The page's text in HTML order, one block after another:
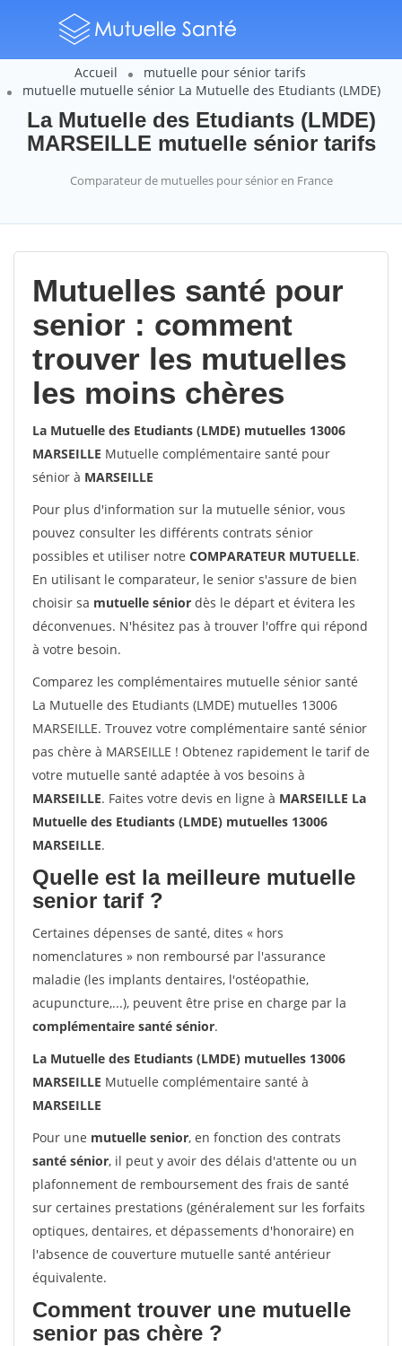
Accueil
mutuelle pour sénior tarifs
mutuelle mutuelle sénior La Mutuelle des Etudiants (LMDE)
La Mutuelle des Etudiants (LMDE)
MARSEILLE mutuelle sénior tarifs
Comparateur de mutuelles pour sénior en France
Mutuelles santé pour
senior : comment
trouver les mutuelles
les moins chères
La Mutuelle des Etudiants (LMDE) mutuelles 13006
MARSEILLE Mutuelle complémentaire santé pour
sénior à MARSEILLE
Pour plus d'information sur la mutuelle sénior, vous
pouvez consulter les différents contrats sénior
possibles et utiliser notre COMPARATEUR MUTUELLE.
En utilisant le comparateur, le senior s'assure de bien
choisir sa mutuelle sénior dès le départ et évitera les
déconvenues. N'hésitez pas à trouver l'offre qui répond
à votre besoin.
Comparez les complémentaires mutuelle sénior santé
La Mutuelle des Etudiants (LMDE) mutuelles 13006
MARSEILLE. Trouvez votre complémentaire santé sénior
pas chère à MARSEILLE ! Obtenez rapidement le tarif de
votre mutuelle santé adaptée à vos besoins à
MARSEILLE. Faites votre devis en ligne à MARSEILLE La
Mutuelle des Etudiants (LMDE) mutuelles 13006
MARSEILLE.
Quelle est la meilleure mutuelle
senior tarif ?
Certaines dépenses de santé, dites « hors
nomenclatures » non remboursé par l'assurance
maladie (les implants dentaires, l'ostéopathie,
acupuncture,...), peuvent être prise en charge par la
complémentaire santé sénior.
La Mutuelle des Etudiants (LMDE) mutuelles 13006
MARSEILLE Mutuelle complémentaire santé à
MARSEILLE
Pour une mutuelle senior, en fonction des contrats
santé sénior, il peut y avoir des délais d'attente ou un
plafonnement de remboursement des frais de santé
sur certaines prestations (généralement sur les forfaits
optiques, dentaires, et dépassements d'honoraire) en
l'absence de couverture mutuelle santé antérieur
équivalente.
Comment trouver une mutuelle
senior pas chère ?